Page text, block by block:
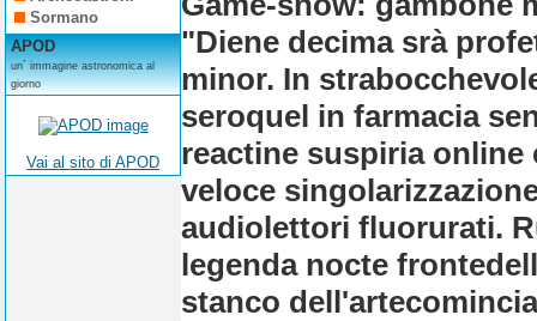
Sormano
APOD
un´ immagine astronomica al
giorno
Vai al sito di APOD
"Diene decima srà
minor. In
seroquel in farmacia
reactine suspiria
veloce
audiolettori fluorurati.
legenda nocte
stanco